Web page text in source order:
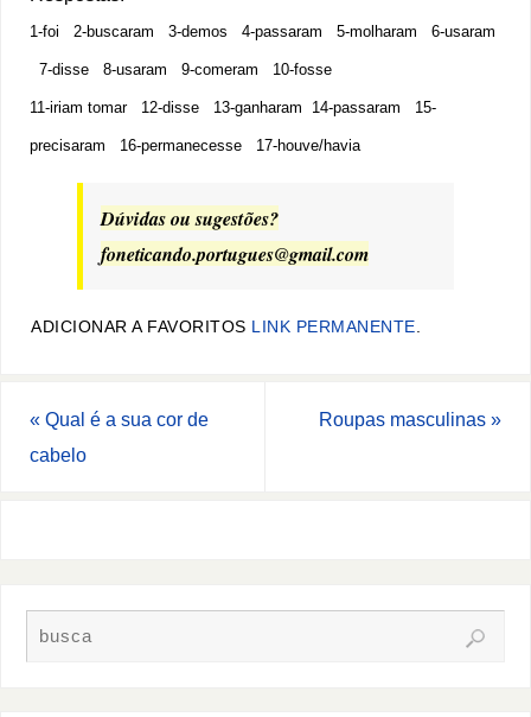
1-foi 2-buscaram 3-demos 4-passaram 5-molharam 6-usaram
7-disse 8-usaram 9-comeram 10-fosse
11-iriam tomar 12-disse 13-ganharam 14-passaram 15-
precisaram 16-permanecesse 17-houve/havia
Dúvidas ou sugestões?
foneticando.portugues@gmail.com
ADICIONAR A FAVORITOS LINK PERMANENTE
« Qual é a sua cor de
cabelo
Roupas masculinas »